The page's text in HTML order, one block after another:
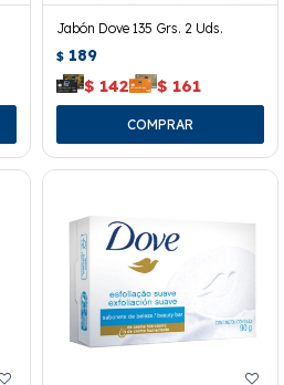
Jabón Dove 135 Grs. 2 Uds.
$ 189
$ 142 $ 161